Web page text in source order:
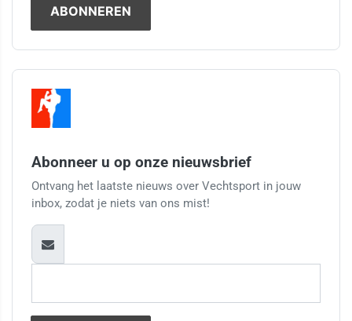
Abonneer u op onze nieuwsbrief
Ontvang het laatste nieuws over Vechtsport in jouw
inbox, zodat je niets van ons mist!